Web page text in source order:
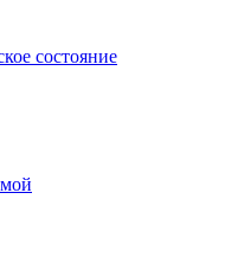
состояние